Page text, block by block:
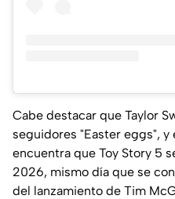
Cabe destacar que Taylor
seguidores "Easter eggs", y
encuentra que Toy Story 5
2026, mismo día que se
del lanzamiento de Tim